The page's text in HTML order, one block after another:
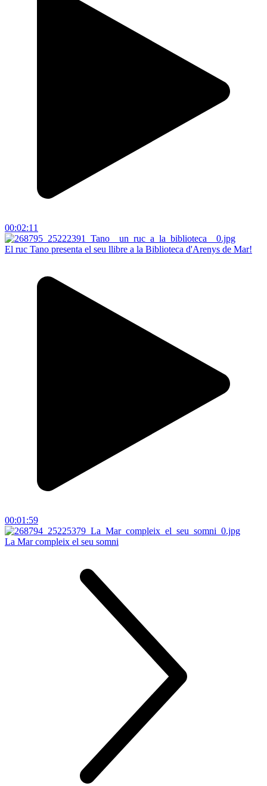
00:02:11
El ruc Tano presenta el seu llibre a la Biblioteca d'Arenys de Mar!
00:01:59
La Mar compleix el seu somni